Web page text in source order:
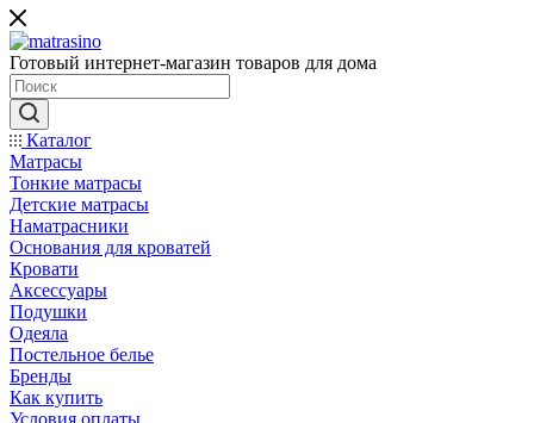
Готовый интернет-магазин товаров для дома
Каталог
Матрасы
Тонкие матрасы
Детские матрасы
Наматрасники
Основания для кроватей
Кровати
Аксессуары
Подушки
Одеяла
Постельное белье
Бренды
Как купить
Условия оплаты